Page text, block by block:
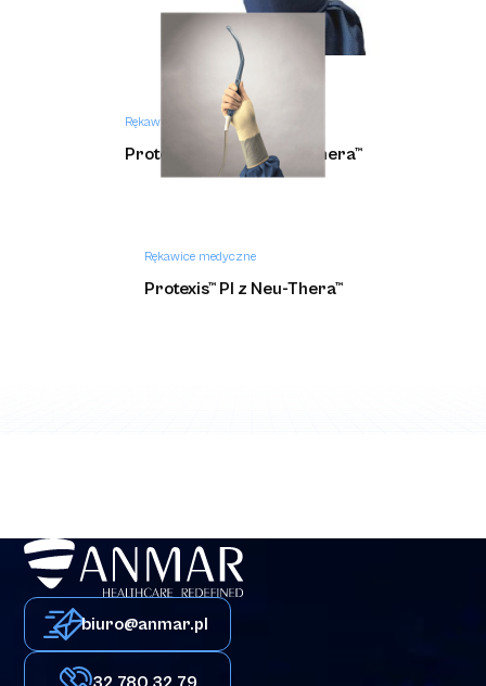
Rękawice medyczne
Protexis™ PI Blue z Neu-Thera™
Rękawice medyczne
Protexis™ PI z Neu-Thera™
biuro@anmar.pl